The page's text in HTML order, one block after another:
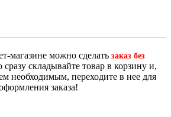
магазине можно сделать заказ без
сразу складывайте товар в корзину и,
необходимым, переходите в нее для
заказа!